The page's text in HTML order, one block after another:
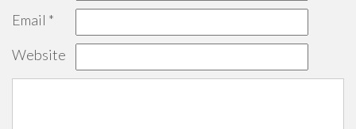
Email *
Website